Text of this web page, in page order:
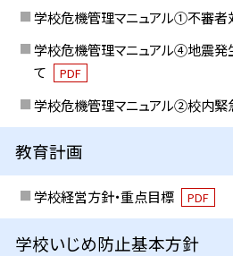
学校危機管理マニュアル①不審者
学校危機管理マニュアル④地震発
て
PDF
学校危機管理マニュアル②校内緊
教育計画
学校経営方針・重点目標 PDF
学校いじめ防止基本方針